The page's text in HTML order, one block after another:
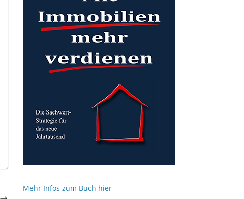
Mehr Infos zum Buch hier